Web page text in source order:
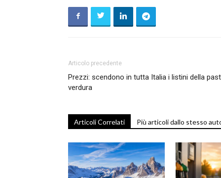
Articolo precedente
Prezzi: scendono in tutta Italia i listini della
verdura
Articoli Correlati Più articoli dallo stesso